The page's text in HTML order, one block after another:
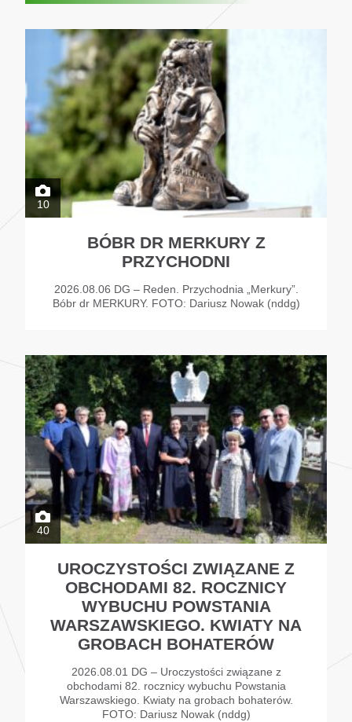
10
BÓBR DR MERKURY Z
PRZYCHODNI
2026.08.06 DG – Reden. Przychodnia „Merkury”.
Bóbr dr MERKURY. FOTO: Dariusz Nowak (nddg)
40
UROCZYSTOŚCI ZWIĄZANE Z
OBCHODAMI 82. ROCZNICY
WYBUCHU POWSTANIA
WARSZAWSKIEGO. KWIATY NA
GROBACH BOHATERÓW
2026.08.01 DG – Uroczystości związane z
obchodami 82. rocznicy wybuchu Powstania
Warszawskiego. Kwiaty na grobach bohaterów.
FOTO: Dariusz Nowak (nddg)